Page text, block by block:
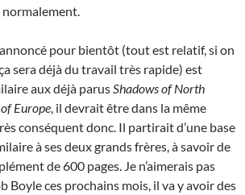
normalement.
pour bientôt (tout est relatif, si on
sera déjà du travail très rapide) est
aux déjà parusShadows of North
Europe, il devrait être dans la même
conséquent donc. Il partirait d’une base
à ses deux grands frères, à savoir de
de 600 pages. Je n’aimerais pas
Boyle ces prochains mois, il va y avoir des